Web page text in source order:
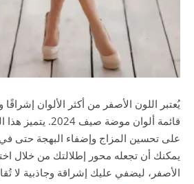
يُعتبر اللون الأصفر من أكثر الألوان
قائمة ألوان موضة صيف
على تحسين المزاج وإضفاء البهجة حتى في
يمكنك أن تجعله محور إطلالتك من خلال
الأصفر، ليضفي عليك إشراقة وجاذبية لا